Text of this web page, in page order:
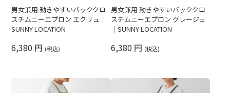
男女兼用 動きやすいバッククロ
スチムニーエプロン エクリュ｜
SUNNY LOCATION
6,380 円 (税込)
男女兼用 動きやすいバッククロ
スチムニーエプロン グレージュ
｜SUNNY LOCATION
6,380 円 (税込)